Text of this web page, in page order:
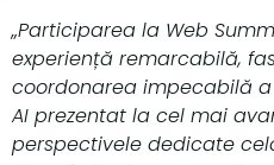
„Participarea la Web
experiență remarcabilă,
coordonarea impecabilă
AI prezentat la cel mai
perspectivele dedicate